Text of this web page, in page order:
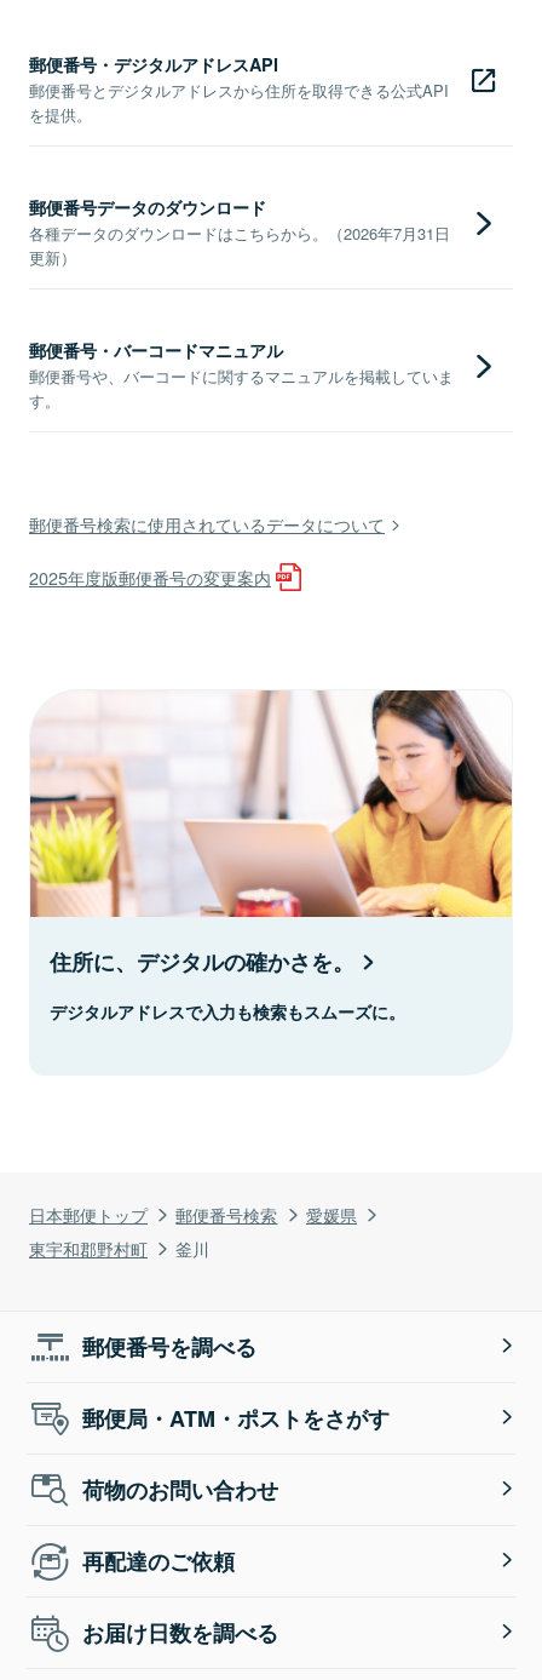
日本郵便トップ 郵便番号検索
愛媛県
東宇和郡野村町
釜川
郵便番号・デジタルアドレスAPI
郵便番号とデジタルアドレスから住所を取得できる公式API
を提供。
郵便番号データのダウンロード
各種データのダウンロードはこちらから。（2026年7月31日
更新）
郵便番号・バーコードマニュアル
郵便番号や、バーコードに関するマニュアルを掲載していま
す。
郵便番号検索に使用されているデータについて
2025年度版郵便番号の変更案内
住所に、デジタルの確かさを。
デジタルアドレスで入力も検索もスムーズに。
郵便番号を調べる
郵便局・ATM・ポストをさがす
荷物のお問い合わせ
再配達のご依頼
お届け日数を調べる